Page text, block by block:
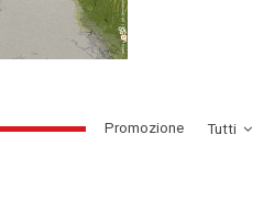
Tutti
­Promozione